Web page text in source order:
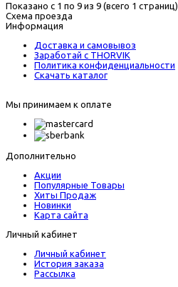
Показано с 1 по 9 из 9 (всего 1 страниц)
Схема проезда
Информация
Доставка и самовывоз
Заработай с THORVIK
Политика конфиденциальности
Скачать каталог
Мы принимаем к оплате
Дополнительно
Акции
Популярные Товары
Хиты Продаж
Новинки
Карта сайта
Личный кабинет
Личный кабинет
История заказа
Рассылка